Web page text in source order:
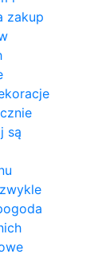
zakup
są